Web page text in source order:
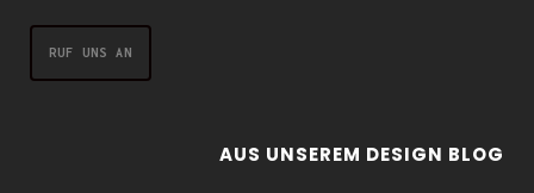
RUF UNS AN
AUS UNSEREM DESIGN BLOG